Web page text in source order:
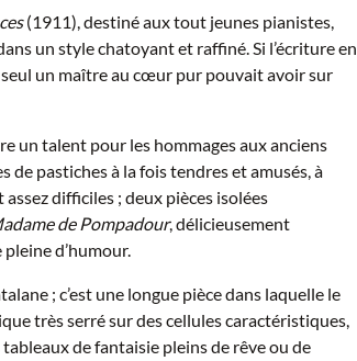
(1911), destiné aux tout jeunes pianistes,
un style chatoyant et raffiné. Si l’écriture en
un maître au cœur pur pouvait avoir sur
un talent pour les hommages aux anciens
de pastiches à la fois tendres et amusés, à
assez difficiles ; deux pièces isolées
de Pompadour, délicieusement
d’humour.
; c’est une longue pièce dans laquelle le
très serré sur des cellules caractéristiques,
de fantaisie pleins de rêve ou de